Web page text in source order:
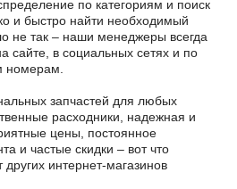
по категориям и поиск
и быстро найти необходимый
не так – наши менеджеры всегда
сайте, в социальных сетях и по
номерам.
запчастей для любых
расходники, надежная и
цены, постоянное
и частые скидки – вот что
интернет-магазинов